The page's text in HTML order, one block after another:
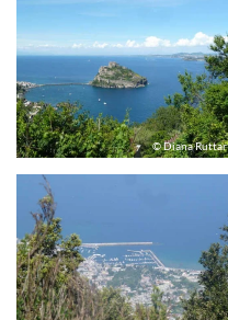
© Diana Ruttar